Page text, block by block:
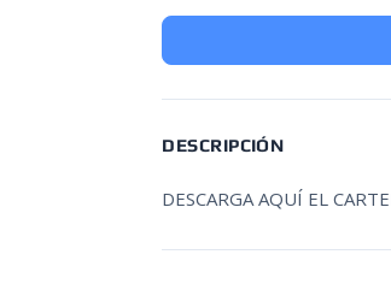
DESCRIPCIÓN
DESCARGA AQUÍ EL